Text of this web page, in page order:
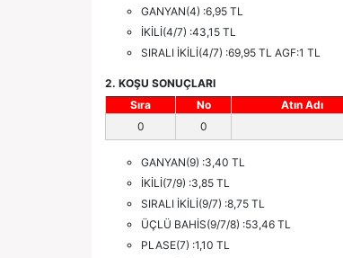
GANYAN(4) :6,95 TL
İKİLİ(4/7) :43,15 TL
SIRALI İKİLİ(4/7) :69,95 TL AGF:1 TL
2. KOŞU SONUÇLARI
Sıra
No Atın Adı
0
0
GANYAN(9) :3,40 TL
İKİLİ(7/9) :3,85 TL
SIRALI İKİLİ(9/7) :8,75 TL
ÜÇLÜ BAHİS(9/7/8) :53,46 TL
PLASE(7) :1,10 TL